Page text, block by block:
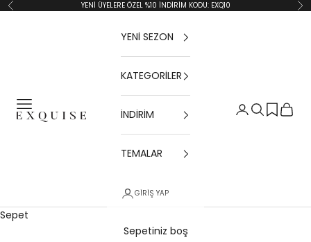
İçeriğe geç
Geri YENİ ÜYELERE ÖZEL %10 İNDİRİM KODU: EXQ10
Menü
Exquise TR
Giriş Yap
Ara Sepet
YENİ SEZON
KATEGORİLER
İNDİRİM
TEMALAR
GIRIŞ YAP
Sepet
Sepetiniz boş